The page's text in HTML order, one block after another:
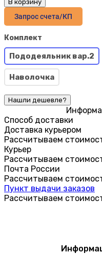
В корзину
Запрос счета/КП
Комплект
Пододеяльник вар.2
Наволочка
Способ доставки
Доставка курьером
Рассчитываем
Курьер
Рассчитываем
Почта России
Рассчитываем
Пункт выдачи заказов
Рассчитываем